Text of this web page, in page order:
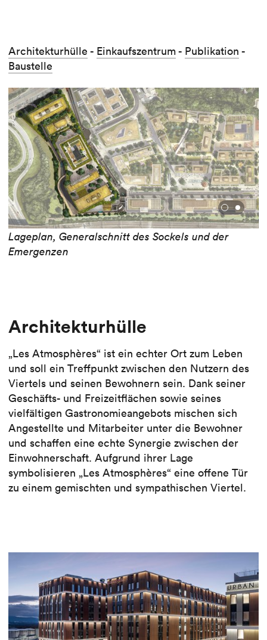
Architekturhülle - Einkaufszentrum- Publikation -
Baustelle
Lageplan, Generalschnitt des Sockels und der
Emergenzen
Architekturhülle
„Les Atmosphères“ ist ein echter Ort zum Leben
und soll ein Treffpunkt zwischen den Nutzern des
Viertels und seinen Bewohnern sein. Dank seiner
Geschäfts- und Freizeitflächen sowie seines
vielfältigen Gastronomieangebots mischen sich
Angestellte und Mitarbeiter unter die Bewohner
und schaffen eine echte Synergie zwischen der
Einwohnerschaft. Aufgrund ihrer Lage
symbolisieren „Les Atmosphères“ eine offene Tür
zu einem gemischten und sympathischen Viertel.